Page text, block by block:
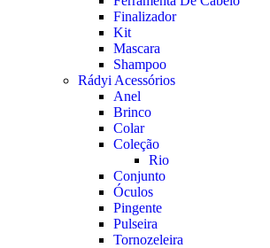
Finalizador
Kit
Mascara
Shampoo
Rádyi Acessórios
Anel
Brinco
Colar
Coleção
Rio
Conjunto
Óculos
Pingente
Pulseira
Tornozeleira